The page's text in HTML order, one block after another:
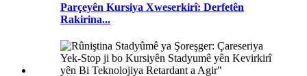
Parçeyên Kursiya Xweserkirî: Derfetên
Rakirina...